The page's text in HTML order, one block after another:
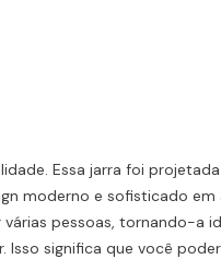
Essa jarra foi
moderno e sofisticado
pessoas, tornando-a
significa que você